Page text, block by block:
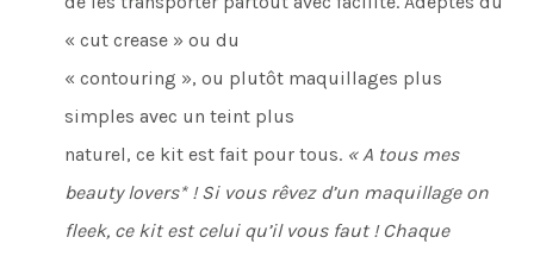
« cut crease » ou du
« contouring », ou plutôt maquillages plus
simples avec un teint plus
naturel, ce kit est fait pour tous. « A tous mes
beauty lovers* ! Si vous rêvez d’un maquillage on
fleek, ce kit est celui qu’il vous faut ! Chaque